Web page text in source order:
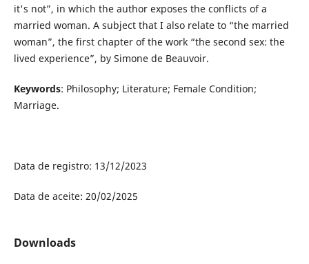
it's not”, in which the author exposes the conflicts of a
married woman. A subject that I also relate to “the married
woman”, the first chapter of the work “the second sex: the
lived experience”, by Simone de Beauvoir.
Keywords: Philosophy; Literature; Female Condition;
Marriage.
Data de registro: 13/12/2023
Data de aceite: 20/02/2025
Downloads